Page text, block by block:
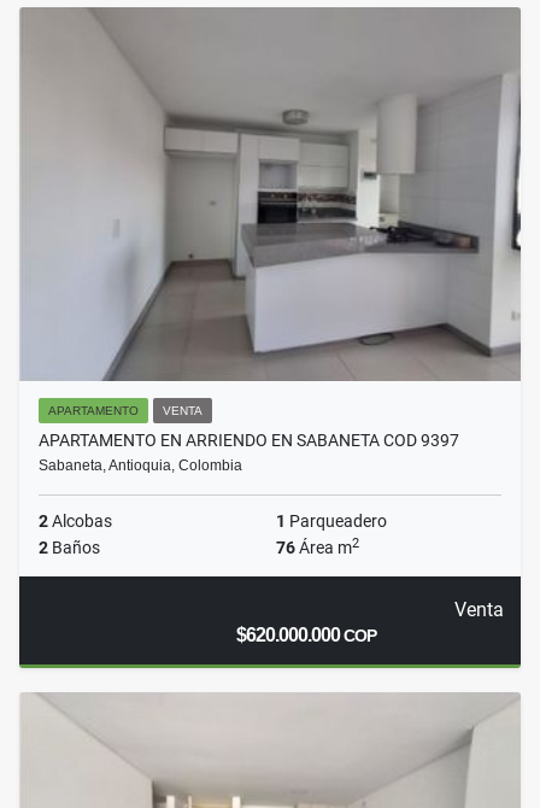
APARTAMENTO VENTA
APARTAMENTO EN ARRIENDO EN SABANETA COD 9397
Sabaneta, Antioquia, Colombia
2Alcobas 1 Parqueadero
2 Baños 76Área m2
Venta
$620.000.000COP